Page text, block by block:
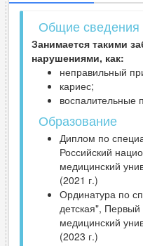
Общие сведения
Занимается такими
нарушениями, как:
неправильный
кариес;
воспалительные
Образование
Диплом по
Российский
медицинский
(2021 г.)
Ординатура по
детская", Первый
медицинский
(2023 г.)